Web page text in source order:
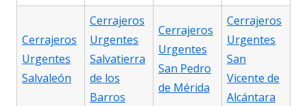
Cerrajeros
Urgentes
Salvaleón
Cerrajeros
Urgentes
Salvatierra
de los
Barros
Cerrajeros
Urgentes
San Pedro
de Mérida
Cerrajeros
Urgentes
San
Vicente de
Alcántara